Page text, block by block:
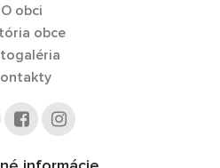
O obci
obce